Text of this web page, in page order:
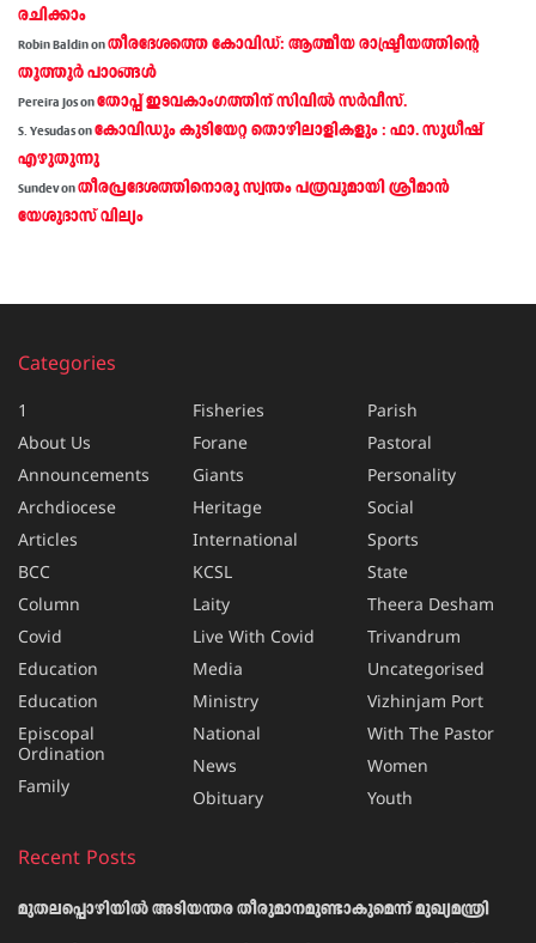
രചിക്കാം
Robin Baldinonതീരദേശത്തെ കോവിഡ്: ആത്മീയ രാഷ്ട്രീയത്തിന്റെ
തൂത്തൂര്‍ പാഠങ്ങൾ
Pereira Josonതോപ്പ് ഇടവകാംഗത്തിന് സിവിൽ സർവീസ്.
S. Yesudasonകോവിഡും കുടിയേറ്റ തൊഴിലാളികളും : ഫാ. സുധീഷ്
എഴുതുന്നു
Sundevonതീരപ്രദേശത്തിനൊരു സ്വന്തം പത്രവുമായി ശ്രീമാന്‍
യേശുദാസ് വില്യം
Categories
1
About Us
Announcements
Archdiocese
Articles
BCC
Column
Covid
Education
Education
Episcopal
Ordination
Family
Fisheries
Forane
Giants
Heritage
International
KCSL
Laity
Live With Covid
Media
Ministry
National
News
Obituary
Parish
Pastoral
Personality
Social
Sports
State
Theera Desham
Trivandrum
Uncategorised
Vizhinjam Port
With The Pastor
Women
Youth
Recent Posts
മുതലപ്പൊഴിയിൽ അടിയന്തര തീരുമാനമുണ്ടാകുമെന്ന് മുഖ്യമന്ത്രി